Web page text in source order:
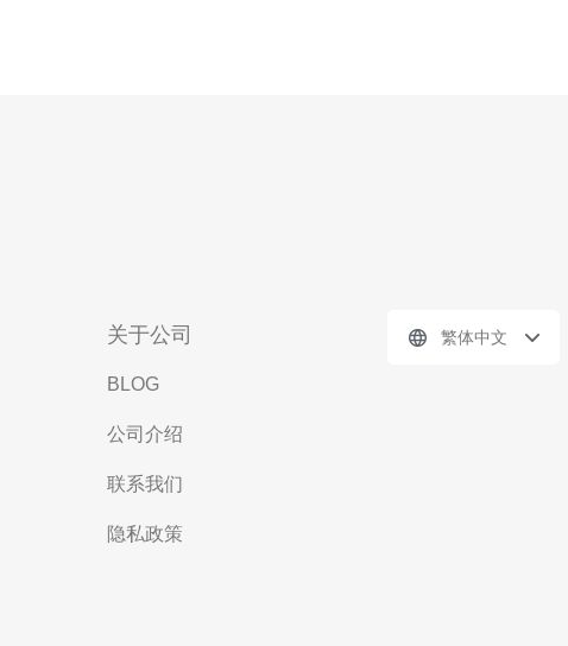
关于公司
BLOG
公司介绍
联系我们
隐私政策
繁体中文